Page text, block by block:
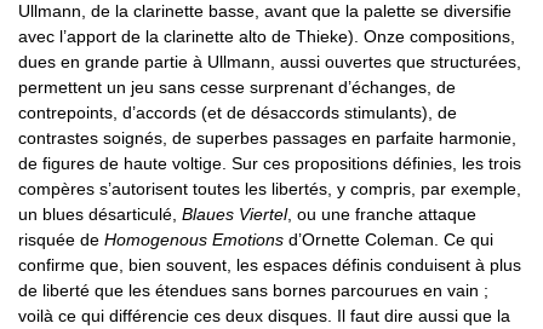
Ullmann, de la clarinette basse, avant que la palette se diversifie
avec l’apport de la clarinette alto de Thieke). Onze compositions,
dues en grande partie à Ullmann, aussi ouvertes que structurées,
permettent un jeu sans cesse surprenant d’échanges, de
contrepoints, d’accords (et de désaccords stimulants), de
contrastes soignés, de superbes passages en parfaite harmonie,
de figures de haute voltige. Sur ces propositions définies, les trois
compères s’autorisent toutes les libertés, y compris, par exemple,
un blues désarticulé, Blaues Viertel, ou une franche attaque
risquée de Homogenous Emotions d’Ornette Coleman. Ce qui
confirme que, bien souvent, les espaces définis conduisent à plus
de liberté que les étendues sans bornes parcourues en vain ;
voilà ce qui différencie ces deux disques. Il faut dire aussi que la